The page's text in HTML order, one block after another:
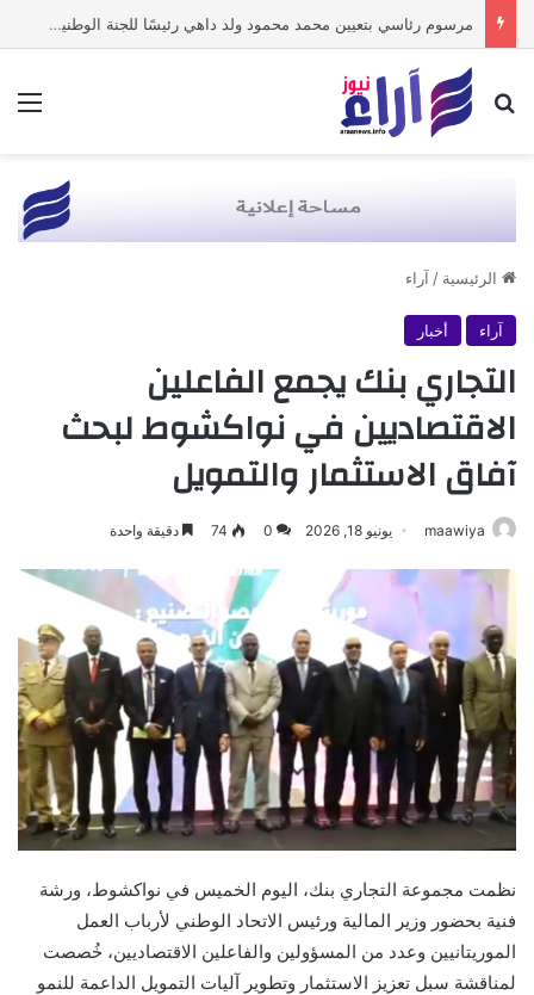
مرسوم رئاسي بتعيين محمد محمود ولد داهي رئيسًا للجنة الوطنية لحقوق الإنسان
بحث عن
الرئيسية / آراء
آراء أخبار
التجاري بنك يجمع الفاعلين
الاقتصاديين في نواكشوط لبحث
آفاق الاستثمار والتمويل
maawiya يونيو 18, 2026 0
74 دقيقة واحدة
نظمت مجموعة التجاري بنك، اليوم الخميس في نواكشوط، ورشة
فنية بحضور وزير المالية ورئيس الاتحاد الوطني لأرباب العمل
الموريتانيين وعدد من المسؤولين والفاعلين الاقتصاديين، خُصصت
لمناقشة سبل تعزيز الاستثمار وتطوير آليات التمويل الداعمة للنمو